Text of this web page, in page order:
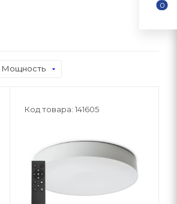
Мощность
Код товара: 141605
0